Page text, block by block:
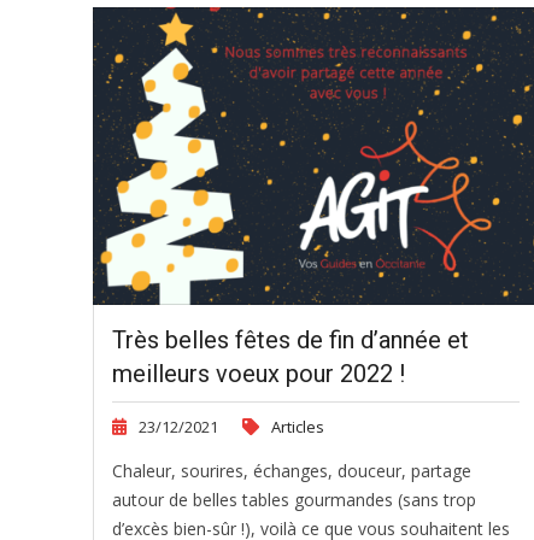
Très belles fêtes de fin d’année et
meilleurs voeux pour 2022 !
23/12/2021 Articles
Chaleur, sourires, échanges, douceur, partage
autour de belles tables gourmandes (sans trop
d’excès bien-sûr !), voilà ce que vous souhaitent les